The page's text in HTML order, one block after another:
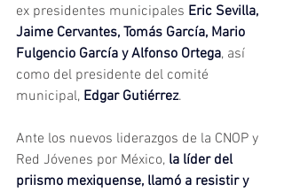
ex presidentes municipales Eric Sevilla,
Jaime Cervantes, Tomás García, Mario
Fulgencio García y Alfonso Ortega, así
como del presidente del comité
municipal, Edgar Gutiérrez.
Ante los nuevos liderazgos de la CNOP y
Red Jóvenes por México, la líder del
priismo mexiquense, llamó a resistir y